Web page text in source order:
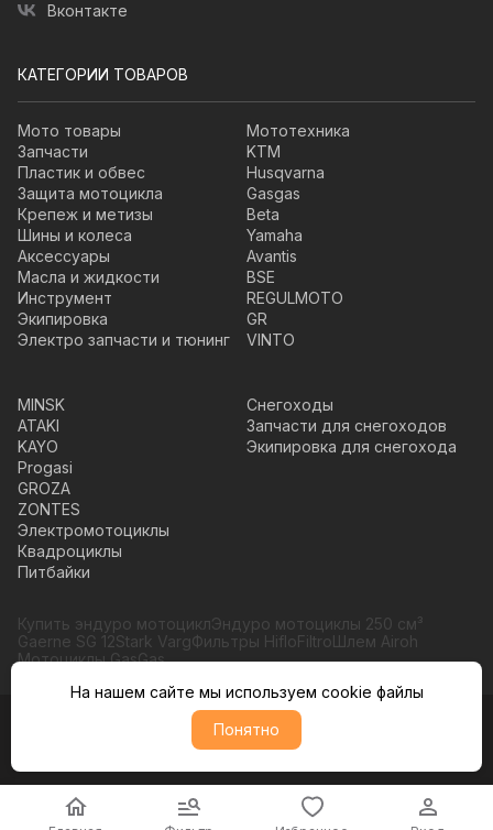
Вконтакте
КАТЕГОРИИ ТОВАРОВ
Мото товары
Запчасти
Пластик и обвес
Защита мотоцикла
Крепеж и метизы
Шины и колеса
Аксессуары
Масла и жидкости
Инструмент
Экипировка
Электро запчасти и тюнинг
Мототехника
KTM
Husqvarna
Gasgas
Beta
Yamaha
Avantis
BSE
REGULMOTO
GR
VINTO
MINSK
ATAKI
KAYO
Progasi
GROZA
ZONTES
Электромотоциклы
Квадроциклы
Питбайки
Снегоходы
Запчасти для снегоходов
Экипировка для снегохода
Купить эндуро мотоциклЭндуро мотоциклы 250 см³
Gaerne SG 12Stark VargФильтры HifloFiltroШлем Airoh
Мотоциклы GasGas
© Moto365, Все права защищены
Политика обратботки персональных данных
На нашем сайте мы используем cookie файлы
Понятно